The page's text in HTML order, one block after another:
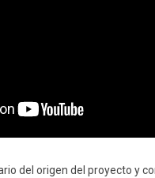
del origen del proyecto y